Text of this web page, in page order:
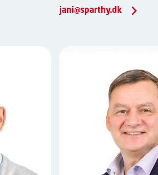
jani@sparthy.dk